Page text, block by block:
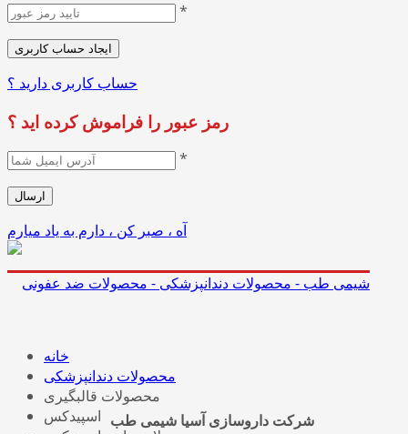
*
حساب کاربری دارید ؟
رمز عبور را فراموش کرده اید ؟
*
آه ، صبر کن ، دارم به یاد میارم
شرکت داروسازی آسیا شیمی طب
خانه
محصولات دندانپزشکی
محصولات قالبگیری
اسپیدکس